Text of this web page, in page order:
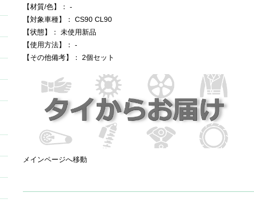
【材質/色】： -
【対象車種】： CS90 CL90
【状態】： 未使用新品
【使用方法】： -
【その他備考】： 2個セット
メインページへ移動